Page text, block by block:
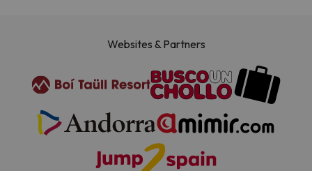
Websites & Partners